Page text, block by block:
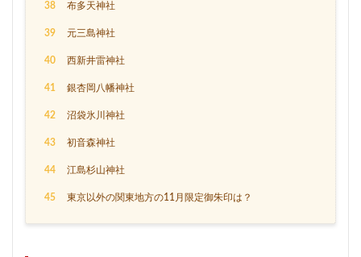
38 布多天神社
39 元三島神社
40 西新井雷神社
41 銀杏岡八幡神社
42 沼袋氷川神社
43 初音森神社
44 江島杉山神社
45 東京以外の関東地方の11月限定御朱印は？